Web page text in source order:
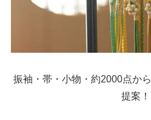
振袖・帯・小物・約2000点か
提案！